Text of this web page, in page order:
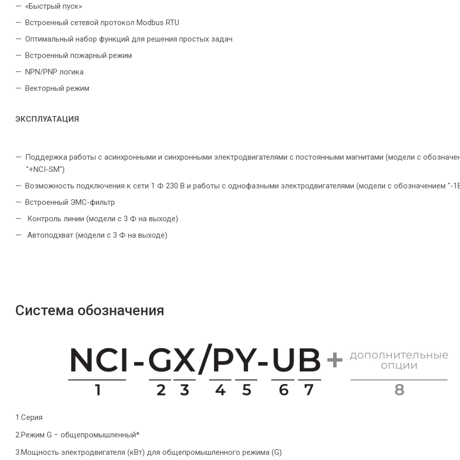
«Быстрый пуск»
Встроенный сетевой протокол Modbus RTU
Оптимальный набор функций для решения простых задач
Встроенный пожарный режим
NPN/PNP логика
Векторный режим
ЭКСПЛУАТАЦИЯ
Поддержка работы с асинхронными и синхронными электродвигателями с постоянными магнитами (модели с
"+NCI-SM")
Возможность подключения к сети 1 Ф 230 В и работы с однофазными электродвигателями (модели с обозначением "-
Встроенный ЭМС-фильтр
Контроль линии (модели с 3 Ф на выходе)
Автоподхват (модели с 3 Ф на выходе)
Система обозначения
1.Серия
2.Режим G − общепромышленный*
3.Мощность электродвигателя (кВт) для общепромышленного режима (G)